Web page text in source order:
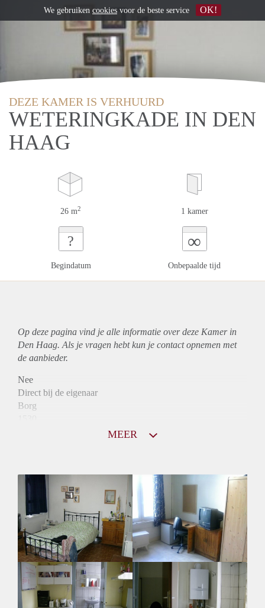
DEZE KAMER IS VERHUURD
WETERINGKADE IN DEN
HAAG
26 m2 1 kamer
?
Begindatum
∞
Onbepaalde tijd
Op deze pagina vind je alle informatie over deze Kamer in
Den Haag. Als je vragen hebt kun je contact opnemen met
de aanbieder.
Nee
Direct bij de eigenaar
Borg
Inkomen eis
2,8 X Maandhuur Bruto
Huurtermijn
Onbepaalde termijn
Oplevering
Gestoffeerd
MEER
We gebruiken cookies voor de beste service OK!